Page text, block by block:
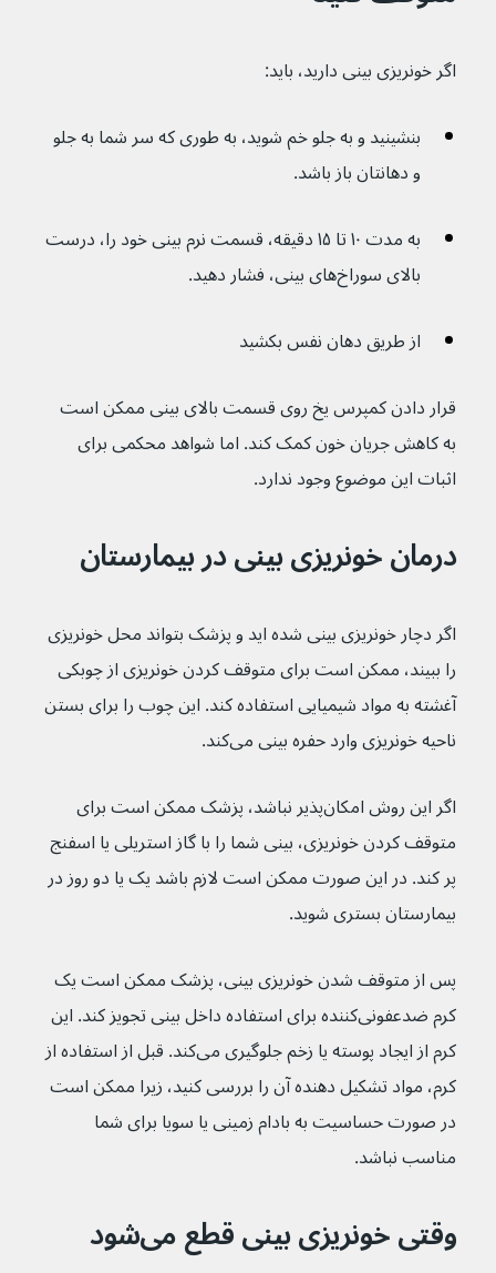
اگر خونریزی بینی دارید، باید:
بنشینید و به جلو خم شوید، به طوری که سر شما به جلو
و دهانتان باز باشد.
به مدت ۱۰ تا ۱۵ دقیقه، قسمت نرم بینی خود را، درست
بالای سوراخ‌های بینی، فشار دهید.
از طریق دهان نفس بکشید
قرار دادن کمپرس یخ روی قسمت بالای بینی ممکن است
به کاهش جریان خون کمک کند. اما شواهد محکمی برای
اثبات این موضوع وجود ندارد.
درمان خونریزی بینی در بیمارستان
اگر دچار خونریزی بینی شده اید و پزشک بتواند محل خونریزی
را ببیند، ممکن است برای متوقف کردن خونریزی از چوبکی
آغشته به مواد شیمیایی استفاده کند. این چوب را برای بستن
ناحیه خونریزی وارد حفره بینی می‌کند.
اگر این روش امکان‌پذیر نباشد، پزشک ممکن است برای
متوقف کردن خونریزی، بینی شما را با گاز استریلی یا اسفنج
پر کند. در این صورت ممکن است لازم باشد یک یا دو روز در
بیمارستان بستری شوید.
پس از متوقف شدن خونریزی بینی، پزشک ممکن است یک
کرم ضدعفونی‌کننده برای استفاده داخل بینی تجویز کند. این
کرم از ایجاد پوسته یا زخم جلوگیری می‌کند. قبل از استفاده از
کرم، مواد تشکیل دهنده آن را بررسی کنید، زیرا ممکن است
در صورت حساسیت به بادام زمینی یا سویا برای شما
مناسب نباشد.
وقتی خونریزی بینی قطع می‌شود